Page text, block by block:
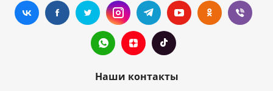
Наши контакты